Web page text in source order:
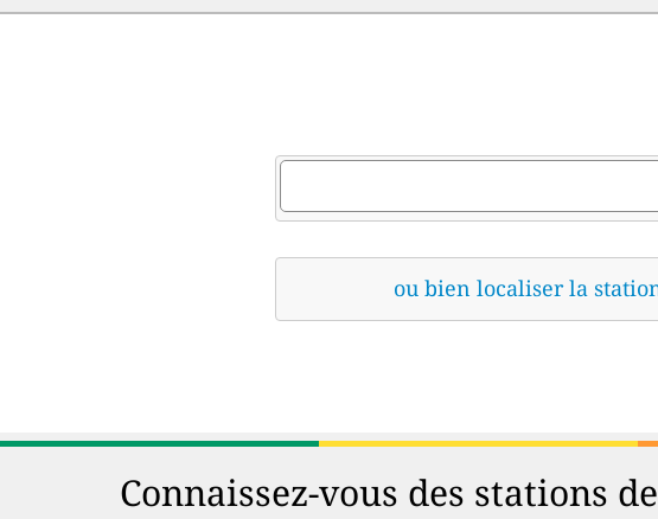
ou bien localiser la
Connaissez-vous des stations